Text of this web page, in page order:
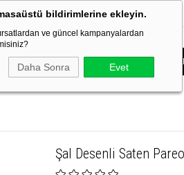
bildirimlerine ekleyin.
ve güncel kampanyalardan
Daha Sonra Evet
Şal Desenli Saten